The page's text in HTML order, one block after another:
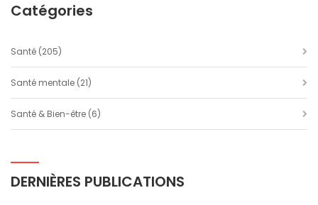
Catégories
Santé (205)
Santé mentale (21)
Santé & Bien-être (6)
DERNIÈRES PUBLICATIONS